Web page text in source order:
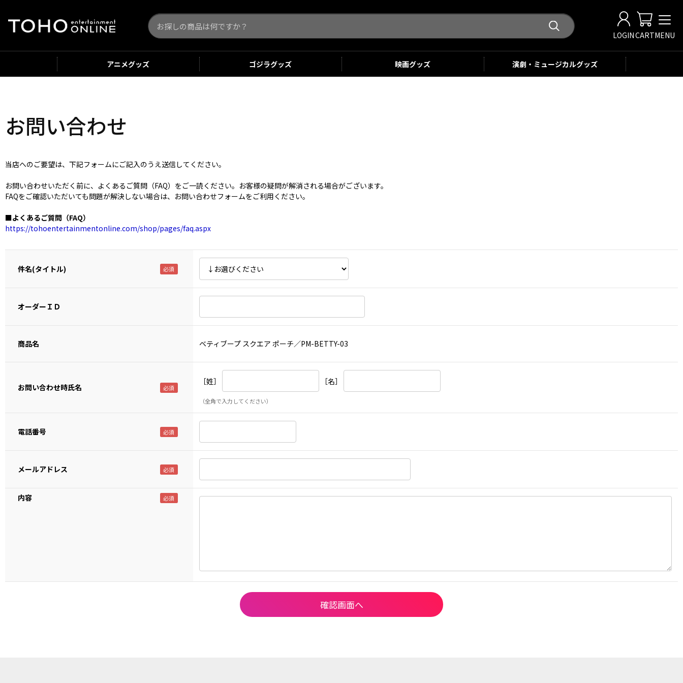
LOGINCARTMENU
アニメグッズ ゴジラグッズ 映画グッズ 演劇・ミュージカルグッズ
お問い合わせ
当店へのご要望は、下記フォームにご記入のうえ送信してください。
お問い合わせいただく前に、よくあるご質問（FAQ）をご一読ください。お客様の疑問が解消される場合がございます。
FAQをご確認いただいても問題が解決しない場合は、お問い合わせフォームをご利用ください。
■よくあるご質問（FAQ）
https://tohoentertainmentonline.com/shop/pages/faq.aspx
件名(タイトル)
オーダーＩＤ
商品名 ベティブープ スクエア ポーチ／PM-BETTY-03
お問い合わせ時氏名
［姓］ ［名］
（全角で入力してください）
電話番号
メールアドレス
内容